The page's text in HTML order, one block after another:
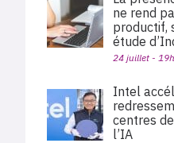
ne rend
productif,
étude
24 juillet -
Intel
centres
l’IA